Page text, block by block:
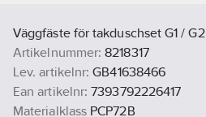
Väggfäste för takduschset G1 / G2
Artikelnummer: 8218317
Lev. artikelnr: GB41638466
Ean artikelnr: 7393792226417
Materialklass PCP72B